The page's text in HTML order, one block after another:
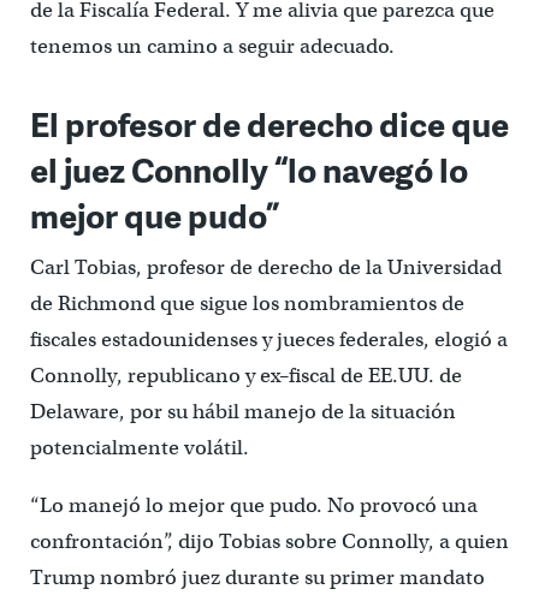
de la Fiscalía Federal. Y me alivia que parezca que
tenemos un camino a seguir adecuado.
El profesor de derecho dice que
el juez Connolly “lo navegó lo
mejor que pudo”
Carl Tobias, profesor de derecho de la Universidad
de Richmond que sigue los nombramientos de
fiscales estadounidenses y jueces federales, elogió a
Connolly, republicano y ex–fiscal de EE.UU. de
Delaware, por su hábil manejo de la situación
potencialmente volátil.
“Lo manejó lo mejor que pudo. No provocó una
confrontación”, dijo Tobias sobre Connolly, a quien
Trump nombró juez durante su primer mandato